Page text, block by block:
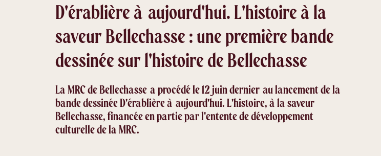
D'érablière à aujourd'hui. L'histoire à la
saveur Bellechasse : une première bande
dessinée sur l'histoire de Bellechasse
La MRC de Bellechasse a procédé le 12 juin dernier au lancement de la
bande dessinée D'érablière à aujourd'hui. L'histoire, à la saveur
Bellechasse, financée en partie par l'entente de développement
culturelle de la MRC.